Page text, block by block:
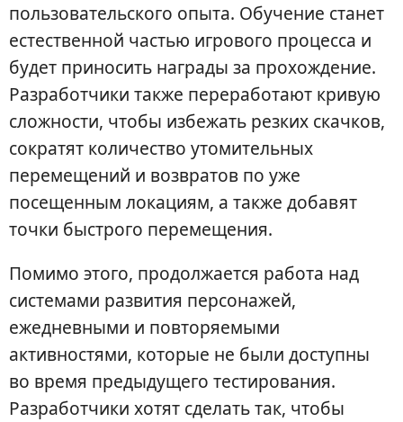
пользовательского опыта. Обучение станет
естественной частью игрового процесса и
будет приносить награды за прохождение.
Разработчики также переработают кривую
сложности, чтобы избежать резких скачков,
сократят количество утомительных
перемещений и возвратов по уже
посещенным локациям, а также добавят
точки быстрого перемещения.
Помимо этого, продолжается работа над
системами развития персонажей,
ежедневными и повторяемыми
активностями, которые не были доступны
во время предыдущего тестирования.
Разработчики хотят сделать так, чтобы